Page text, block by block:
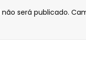
será publicado.